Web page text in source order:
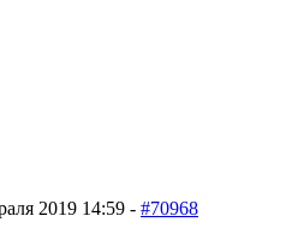
2019 14:59 - #70968